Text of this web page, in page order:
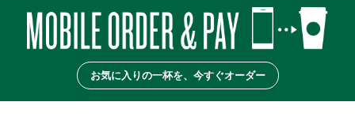
お気に入りの一杯を、今すぐオーダー